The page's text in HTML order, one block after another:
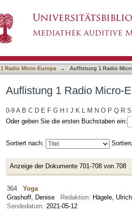
1 Radio Micro-Europa → Auflistung 1 Radio
Auflistung 1 Radio Micro-
0-9 A B C D E F G H J K L M N O P Q R S
Oder geben Sie die ersten Buchstaben ein:
Sortiert nach:
Anzeige der Dokumente 701-708 von 708
364 Yoga
Grashoff, Denise
Redaktion: Hägele,
Sendedatum: 2021-05-12